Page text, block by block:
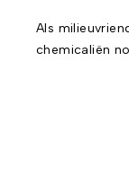
Als
chemicaliën